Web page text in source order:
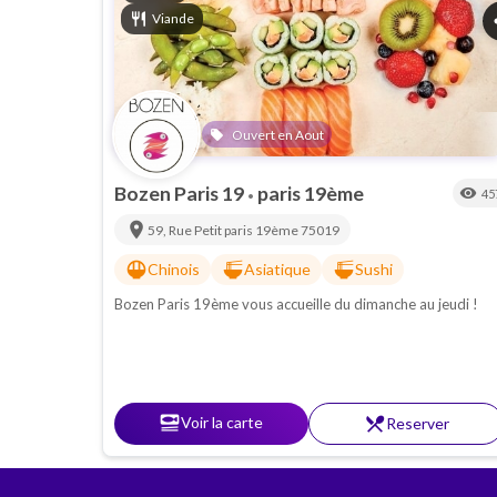
restaurant Viande
local_offer Ouvert en Aout
Bozen Paris 19 • paris 19ème visibility
location_on 59, Rue Petit paris 19ème75019
rice_bowlChinois ramen_diningAsiatique ramen_diningSushi
Bozen Paris 19ème vous accueille du dimanche au jeudi !
set_mealVoir la carte restaurant_menuReserver